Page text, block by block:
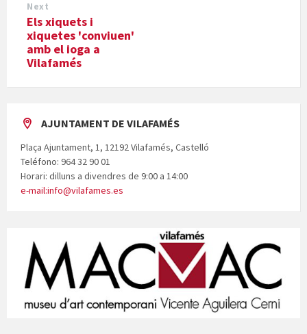
Next
Els xiquets i
xiquetes 'conviuen'
amb el ioga a
Vilafamés
AJUNTAMENT DE VILAFAMÉS
Plaça Ajuntament, 1, 12192 Vilafamés, Castelló
Teléfono: 964 32 90 01
Horari: dilluns a divendres de 9:00 a 14:00
e-mail:info@vilafames.es